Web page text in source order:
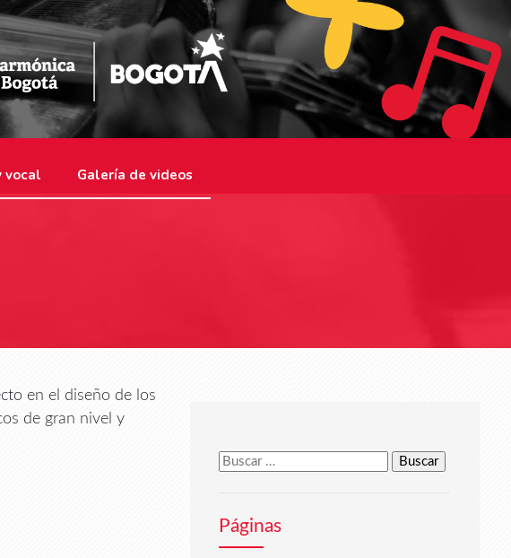
vocal Galería de videos
en el diseño de los
de gran nivel y
Buscar:
Páginas